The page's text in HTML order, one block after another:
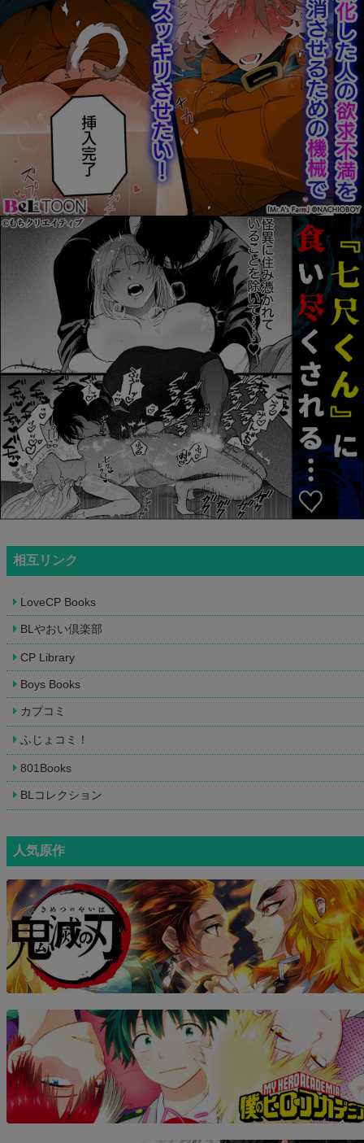
相互リンク
LoveCP Books
BLやおい倶楽部
CP Library
Boys Books
カプコミ
ふじょコミ！
801Books
BLコレクション
人気原作